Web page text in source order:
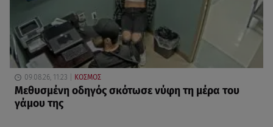
09.08.26, 11:23 ΚΟΣΜΟΣ
Μεθυσμένη οδηγός σκότωσε νύφη τη μέρα του
γάμου της